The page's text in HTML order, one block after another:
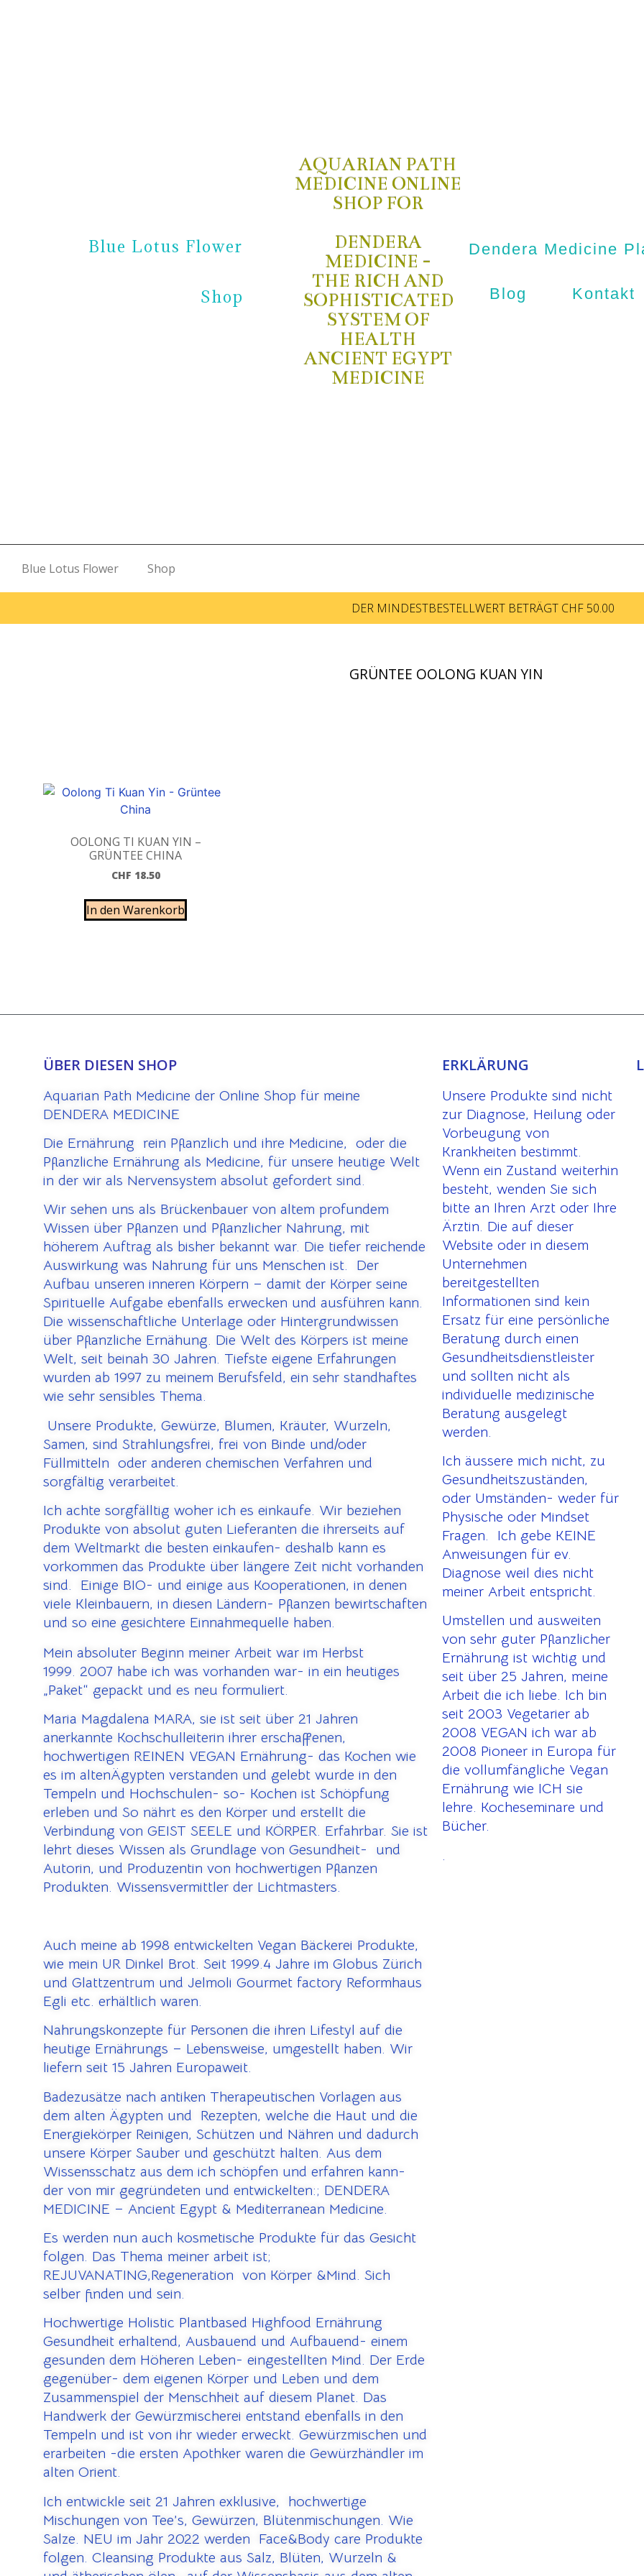
Blue Lotus Flower
Shop
AQUARIAN PATH
MEDICINE ONLINE
SHOP FOR
DENDERA
MEDICINE -
THE RICH AND
SOPHISTICATED
SYSTEM OF
HEALTH
ANCIENT EGYPT
MEDICINE
Dendera Medicine
Blog Kontakt
Blue Lotus Flower Shop
DER MINDESTBESTELLWERT BETRÄGT CHF 50.00
GRÜNTEE OOLONG KUAN YIN
OOLONG TI KUAN YIN –
GRÜNTEE CHINA
CHF 18.50
In den Warenkorb
ÜBER DIESEN SHOP
Aquarian Path Medicine der Online Shop für meine
DENDERA MEDICINE
Die Ernährung rein Pflanzlich und ihre Medicine, oder die
Pflanzliche Ernährung als Medicine, für unsere heutige Welt
in der wir als Nervensystem absolut gefordert sind.
Wir sehen uns als Brückenbauer von altem profundem
Wissen über Pflanzen und Pflanzlicher Nahrung, mit
höherem Auftrag als bisher bekannt war. Die tiefer reichende
Auswirkung was Nahrung für uns Menschen ist. Der
Aufbau unseren inneren Körpern – damit der Körper seine
Spirituelle Aufgabe ebenfalls erwecken und ausführen kann.
Die wissenschaftliche Unterlage oder Hintergrundwissen
über Pflanzliche Ernähung. Die Welt des Körpers ist meine
Welt, seit beinah 30 Jahren. Tiefste eigene Erfahrungen
wurden ab 1997 zu meinem Berufsfeld, ein sehr standhaftes
wie sehr sensibles Thema.
Unsere Produkte, Gewürze, Blumen, Kräuter, Wurzeln,
Samen, sind Strahlungsfrei, frei von Binde und/oder
Füllmitteln oder anderen chemischen Verfahren und
sorgfältig verarbeitet.
Ich achte sorgfälltig woher ich es einkaufe. Wir beziehen
Produkte von absolut guten Lieferanten die ihrerseits auf
dem Weltmarkt die besten einkaufen- deshalb kann es
vorkommen das Produkte über längere Zeit nicht vorhanden
sind. Einige BIO- und einige aus Kooperationen, in denen
viele Kleinbauern, in diesen Ländern- Pflanzen bewirtschaften
und so eine gesichtere Einnahmequelle haben.
Mein absoluter Beginn meiner Arbeit war im Herbst
1999. 2007 habe ich was vorhanden war- in ein heutiges
„Paket“ gepackt und es neu formuliert.
Maria Magdalena MARA, sie ist seit über 21 Jahren
anerkannte Kochschulleiterin ihrer erschaffenen,
hochwertigen REINEN VEGAN Ernährung- das Kochen wie
es im altenÄgypten verstanden und gelebt wurde in den
Tempeln und Hochschulen- so- Kochen ist Schöpfung
erleben und So nährt es den Körper und erstellt die
Verbindung von GEIST SEELE und KÖRPER. Erfahrbar. Sie ist
lehrt dieses Wissen als Grundlage von Gesundheit- und
Autorin, und Produzentin von hochwertigen Pflanzen
Produkten. Wissensvermittler der Lichtmasters.
Auch meine ab 1998 entwickelten Vegan Bäckerei Produkte,
wie mein UR Dinkel Brot. Seit 1999.4 Jahre im Globus Zürich
und Glattzentrum und Jelmoli Gourmet factory Reformhaus
Egli etc. erhältlich waren.
Nahrungskonzepte für Personen die ihren Lifestyl auf die
heutige Ernährungs – Lebensweise, umgestellt haben. Wir
liefern seit 15 Jahren Europaweit.
Badezusätze nach antiken Therapeutischen Vorlagen aus
dem alten Ägypten und Rezepten, welche die Haut und die
Energiekörper Reinigen, Schützen und Nähren und dadurch
unsere Körper Sauber und geschützt halten. Aus dem
Wissensschatz aus dem ich schöpfen und erfahren kann-
der von mir gegründeten und entwickelten:; DENDERA
MEDICINE – Ancient Egypt & Mediterranean Medicine.
Es werden nun auch kosmetische Produkte für das Gesicht
folgen. Das Thema meiner arbeit ist;
REJUVANATING,Regeneration von Körper &Mind. Sich
selber finden und sein.
Hochwertige Holistic Plantbased Highfood Ernährung
Gesundheit erhaltend, Ausbauend und Aufbauend- einem
gesunden dem Höheren Leben- eingestellten Mind. Der Erde
gegenüber- dem eigenen Körper und Leben und dem
Zusammenspiel der Menschheit auf diesem Planet. Das
Handwerk der Gewürzmischerei entstand ebenfalls in den
Tempeln und ist von ihr wieder erweckt. Gewürzmischen und
erarbeiten -die ersten Apothker waren die Gewürzhändler im
alten Orient.
Ich entwickle seit 21 Jahren exklusive, hochwertige
Mischungen von Tee’s, Gewürzen, Blütenmischungen. Wie
Salze. NEU im Jahr 2022 werden Face&Body care Produkte
folgen. Cleansing Produkte aus Salz, Blüten, Wurzeln &
ERKLÄRUNG
Unsere Produkte sind nicht
zur Diagnose, Heilung oder
Vorbeugung von
Krankheiten bestimmt.
Wenn ein Zustand weiterhin
besteht, wenden Sie sich
bitte an Ihren Arzt oder Ihre
Ärztin. Die auf dieser
Website oder in diesem
Unternehmen
bereitgestellten
Informationen sind kein
Ersatz für eine persönliche
Beratung durch einen
Gesundheitsdienstleister
und sollten nicht als
individuelle medizinische
Beratung ausgelegt
werden.
Ich äussere mich nicht, zu
Gesundheitszuständen,
oder Umständen- weder für
Physische oder Mindset
Fragen. Ich gebe KEINE
Anweisungen für ev.
Diagnose weil dies nicht
meiner Arbeit entspricht.
Umstellen und ausweiten
von sehr guter Pflanzlicher
Ernährung ist wichtig und
seit über 25 Jahren, meine
Arbeit die ich liebe. Ich bin
seit 2003 Vegetarier ab
2008 VEGAN ich war ab
2008 Pioneer in Europa für
die vollumfängliche Vegan
Ernährung wie ICH sie
lehre. Kocheseminare und
Bücher.
.